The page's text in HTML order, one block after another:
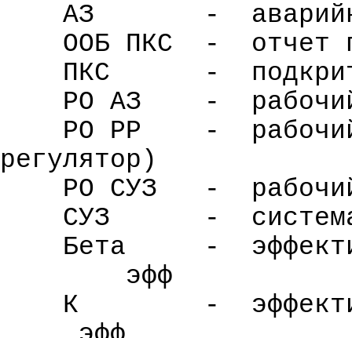
АЗ -
ООБ ПКС
-
отчет
ПКС
-
РО АЗ
-
РО РР
-
регулятор)
РО СУЗ
-
СУЗ
-
Бета
-
эфф
К
-